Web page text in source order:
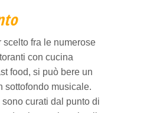
scelto fra le numerose
con cucina
food, si può bere un
sottofondo musicale.
sono curati dal punto di